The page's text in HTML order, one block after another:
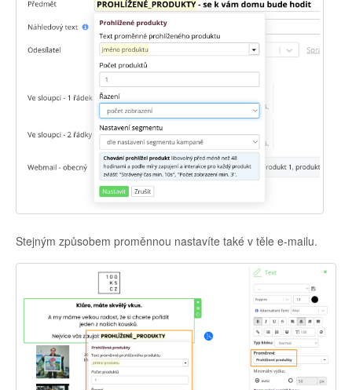
Stejným způsobem proměnnou nastavíte také v těle e-mailu.